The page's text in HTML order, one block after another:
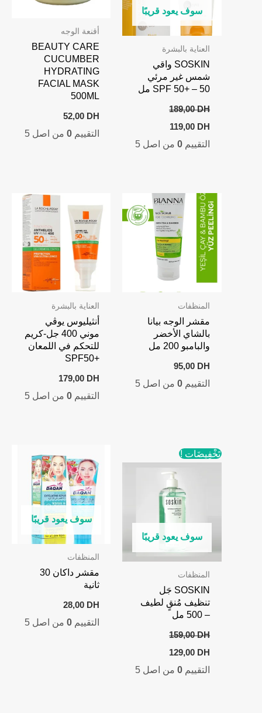
سوف يعود قريبًا
العناية بالبشرة
SOSKIN واقي
شمس غير مرئي
SPF 50+ – 50 مل
189,00DH
Original
was:
119,00 DH
Current
is:
التقييم 0من اصل 5
أقنعة الوجه
BEAUTY CARE
CUCUMBER
HYDRATING
FACIAL MASK
500ML
52,00 DH
التقييم0 من اصل 5
المنظفات
مقشر الوجه بيانا
بالشاي الأخضر
والبامبو 200 مل
95,00 DH
التقييم 0من اصل 5
العناية بالبشرة
أنثيليوس يوڤي
موني 400 جل-كريم
للتحكم في اللمعان
+SPF50
179,00 DH
التقييم0 من اصل 5
تَخْفِيضَات !
سوف يعود قريبًا
المنظفات
SOSKIN جَل
تنظيف مُنقٍ لطيف
– 500 مل
159,00DH
Original
was:
129,00 DH
Current
is:
التقييم 0من اصل 5
سوف يعود قريبًا
المنظفات
مقشر داكان 30
ثانية
28,00 DH
التقييم0 من اصل 5